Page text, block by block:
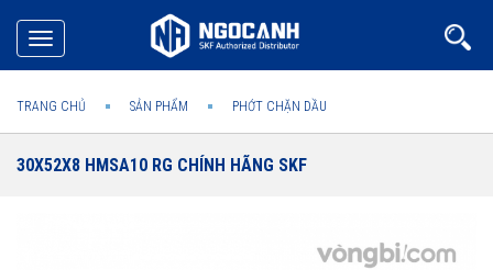
Toggle
navigation
TRANG CHỦ SẢN PHẨM PHỚT CHẶN DẦU
30X52X8 HMSA10 RG CHÍNH HÃNG SKF